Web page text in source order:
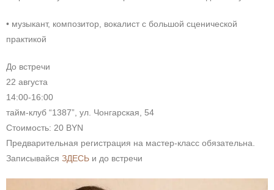
• музыкант, композитор, вокалист с большой сценической
практикой
До встречи
22 августа
14:00-16:00
тайм-клуб “1387”, ул. Чонгарская, 54
Стоимость: 20 BYN
Предварительная регистрация на мастер-класс обязательна.
Записывайся ЗДЕСЬ и до встречи